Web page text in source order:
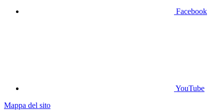
Facebook
YouTube
Mappa del sito